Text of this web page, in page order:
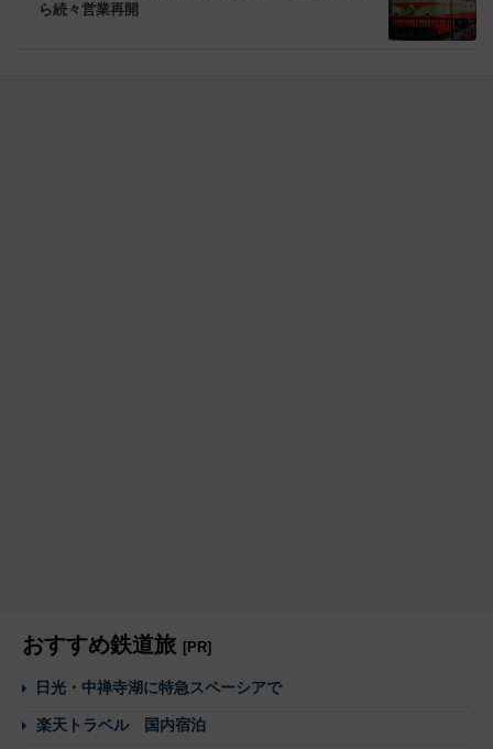
ら続々営業再開
おすすめ鉄道旅 [PR]
日光・中禅寺湖に特急スペーシアで
楽天トラベル 国内宿泊